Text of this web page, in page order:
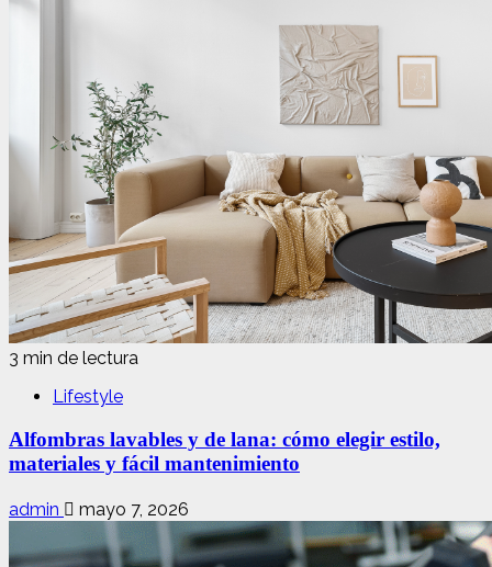
3 min de lectura
Lifestyle
Alfombras lavables y de lana: cómo elegir estilo,
materiales y fácil mantenimiento
admin mayo 7, 2026